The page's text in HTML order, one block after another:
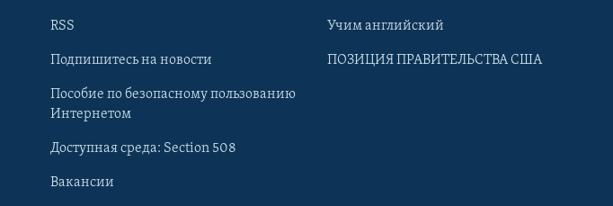
Learning English
RSS
Подпишитесь на новости
Пособие по безопасному пользованию
Интернетом
Доступная среда: Section 508
Вакансии
Учим английский
ПОЗИЦИЯ ПРАВИТЕЛЬСТВА США